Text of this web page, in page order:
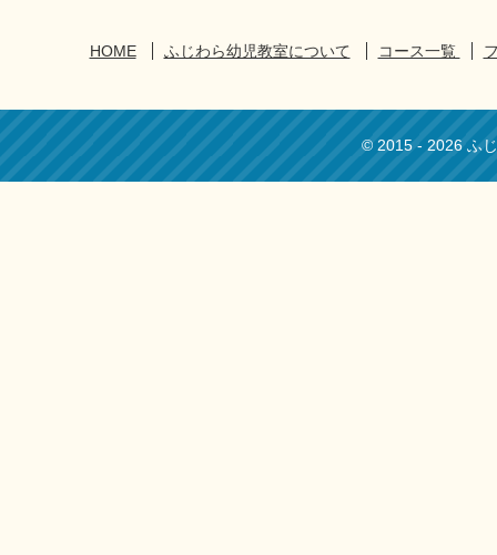
HOME ふじわら幼児教室について コース一覧
© 2015 - 2026 ふ